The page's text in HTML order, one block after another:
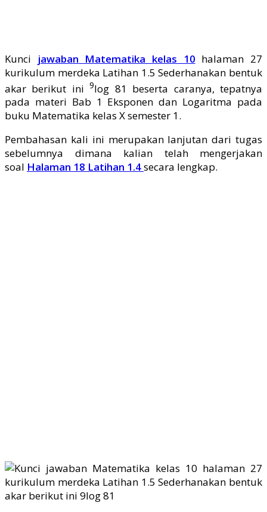
Kunci jawaban Matematika kelas 10 halaman 27
kurikulum merdeka Latihan 1.5 Sederhanakan bentuk
akar berikut ini9log 81 beserta caranya, tepatnya
pada materi Bab 1 Eksponen dan Logaritma pada
buku Matematika kelas X semester 1.
Pembahasan kali ini merupakan lanjutan dari tugas
sebelumnya dimana kalian telah mengerjakan
soal Halaman 18 Latihan 1.4secara lengkap.